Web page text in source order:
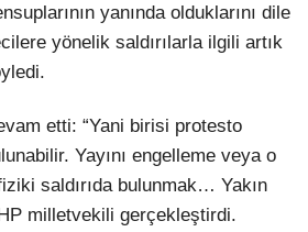
yanında olduklarını dile
yönelik saldırılarla ilgili artık
etti: “Yani birisi protesto
Yayını engelleme veya o
saldırıda bulunmak… Yakın
milletvekili gerçekleştirdi.